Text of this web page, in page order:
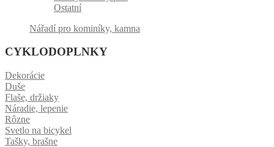
Ostatní
Nářadí pro kominíky, kamna
CYKLODOPLNKY
Dekorácie
Duše
Flaše, držiaky
Náradie, lepenie
Rôzne
Svetlo na bicykel
Tašky, brašne